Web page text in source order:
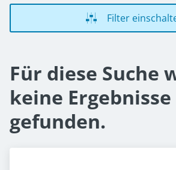
Filter
Für diese Suche
keine Ergebnisse
gefunden.